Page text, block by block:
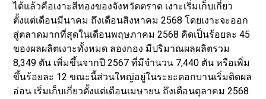
ได้แล้วคือเงาะสีทองของจังหวัดตราด เงาะเริ่มเก็บเกี่ยว
ตั้งแต่เดือนมีนาคม ถึงเดือนสิงหาคม 2568 โดยเงาะจะออก
สู่ตลาดมากที่สุดในเดือนพฤษภาคม 2568 คิดเป็นร้อยละ 45
ของผลผลิตเงาะทั้งหมด ลองกอง มีปริมาณผลผลิตรวม
8,349 ตัน เพิ่มขึ้นจากปี 2567 ที่มีจำนวน 7,440 ตัน หรือเพิ่ม
ขึ้นร้อยละ 12 ขณะนี้ส่วนใหญ่อยู่ในระยะดอกบานเริ่มติดผล
อ่อน เริ่มเก็บเกี่ยวตั้งแต่เดือนเมษายน ถึงเดือนตุลาคม 2568